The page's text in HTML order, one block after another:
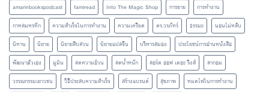
amarinbookspodcast famiread Into The Magic Shop การขาย
การทำงาน
กาหลมหรทึก
ความสำเร็จในการทำงาน ความเครียด ดร.วรภัทร์ ธรรมะ
นอนไม่หลับ
นิทาน
นิยาย นิยายสืบสวน นิยายแปลจีน บริหารสมอง
ประโยชน์การอ่านหนังสือ
พัฒนาตัวเอง
มูมิน ลดความอ้วน ลดน้ำหนัก ลอร์ด ออฟ เดอะ ริงส์
ลากอม
วรรณกรรมเยาวชน
วิธีประสบความสำเร็จ สร้างแบรนด์ สุขภาพ
หมดไฟในการทำงาน